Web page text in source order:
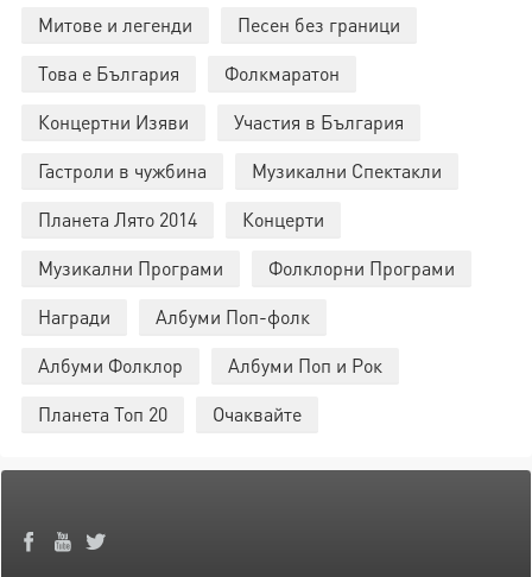
Митове и легенди
Песен без граници
Това е България
Фолкмаратон
Концертни Изяви
Участия в България
Гастроли в чужбина
Музикални Спектакли
Планета Лято 2014
Концерти
Музикални Програми
Фолклорни Програми
Награди
Албуми Поп-фолк
Албуми Фолклор
Албуми Поп и Рок
Планета Топ 20
Очаквайте